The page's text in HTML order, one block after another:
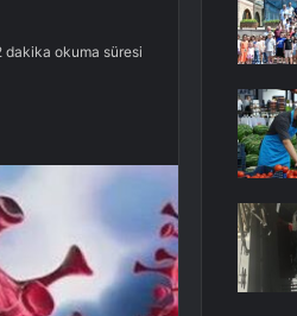
dakika okuma süresi